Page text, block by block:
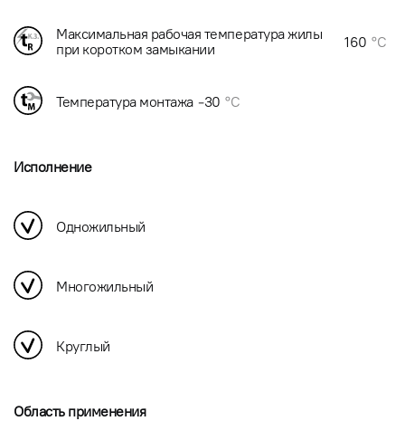
Максимальная рабочая температура жилы
при коротком замыкании
160 °C
Температура монтажа -30 °C
Исполнение
Одножильный
Многожильный
Круглый
Область применения